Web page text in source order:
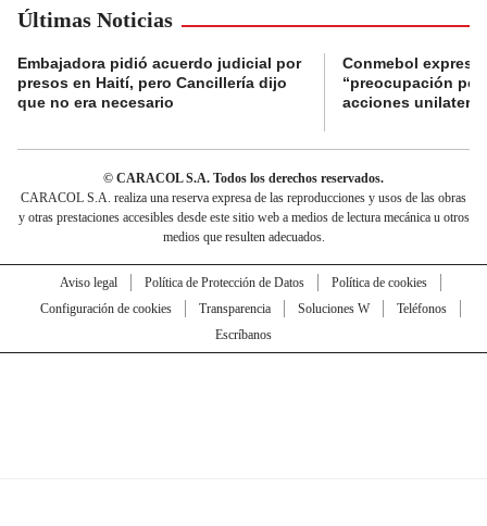
Últimas Noticias
Embajadora pidió acuerdo judicial por
presos en Haití, pero Cancillería dijo
que no era necesario
Conmebol expresó
“preocupación
acciones
© CARACOL S.A. Todos los derechos reservados.
CARACOL S.A. realiza una reserva expresa de las reproducciones y usos de las obras
y otras prestaciones accesibles desde este sitio web a medios de lectura mecánica u otros
medios que resulten adecuados.
Aviso legal Política de Protección de Datos
Política de cookies
Configuración de cookies
Transparencia Soluciones W
Teléfonos
Escríbanos